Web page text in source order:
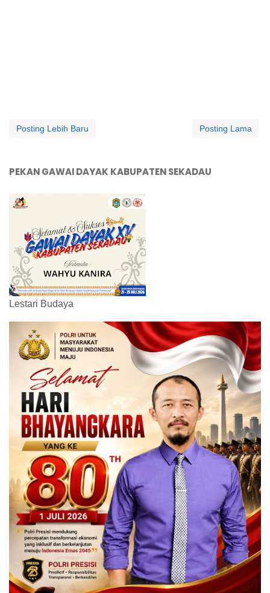
Posting Lebih Baru Posting Lama
PEKAN GAWAI DAYAK KABUPATEN SEKADAU
Lestari Budaya